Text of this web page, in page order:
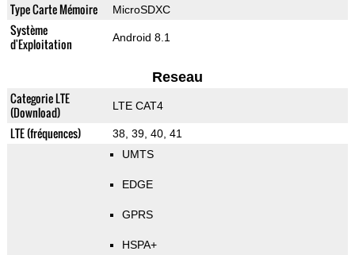
Type Carte Mémoire MicroSDXC
Système
d'Exploitation
Android 8.1
Reseau
Categorie LTE
(Download)
LTE CAT4
LTE (fréquences)
38, 39, 40, 41
UMTS
EDGE
GPRS
HSPA+